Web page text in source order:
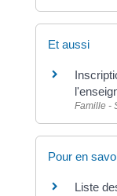
Et aussi
Famille -
Pour en
Liste